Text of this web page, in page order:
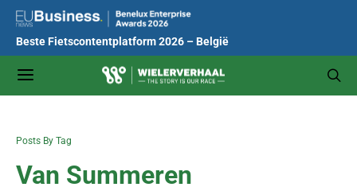
Beste Fietscontentplatform 2026 – België
Posts By Tag
Van Summeren